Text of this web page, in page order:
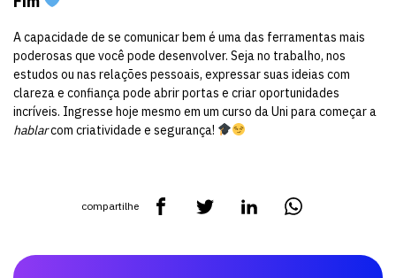
A capacidade de se comunicar bem é uma das ferramentas mais
poderosas que você pode desenvolver. Seja no trabalho, nos
estudos ou nas relações pessoais, expressar suas ideias com
clareza e confiança pode abrir portas e criar oportunidades
incríveis. Ingresse hoje mesmo em um curso da Uni para começar a
hablarcom criatividade e segurança!
compartilhe